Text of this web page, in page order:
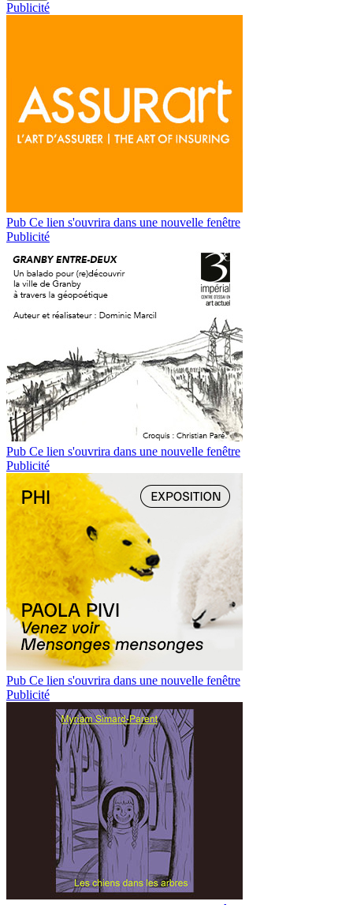
Publicité
Pub Ce lien s'ouvrira dans une nouvelle fenêtre
Publicité
Pub Ce lien s'ouvrira dans une nouvelle fenêtre
Publicité
Pub Ce lien s'ouvrira dans une nouvelle fenêtre
Publicité